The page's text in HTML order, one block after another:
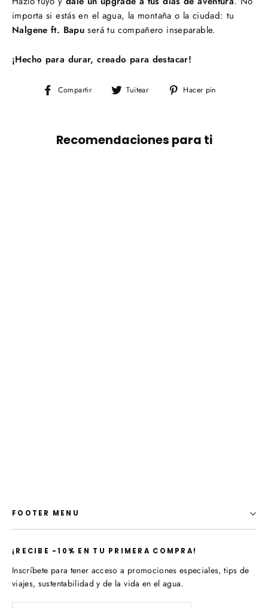
importa si estás en el agua, la montaña o la ciudad: tu
Nalgene ft. Bapu será tu compañero inseparable.
¡Hecho para durar, creado para destacar!
Compartir
Compartir
Tuitear
Tuitear Hacer pin
Recomendaciones para ti
FOOTER MENU
¡​RECIBE -10% EN TU PRIMERA COMPRA!
Inscríbete para tener acceso a promociones especiales, tips de
viajes, sustentabilidad y de la vida en el agua.